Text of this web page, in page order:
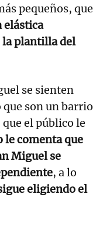
pequeños, que
elástica
plantilla del
se sienten
que son un barrio
el público le
comenta que
Miguel se
, a lo
eligiendo el